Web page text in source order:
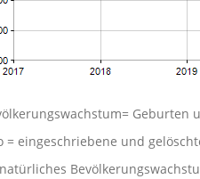
Geburten
eingeschriebene und